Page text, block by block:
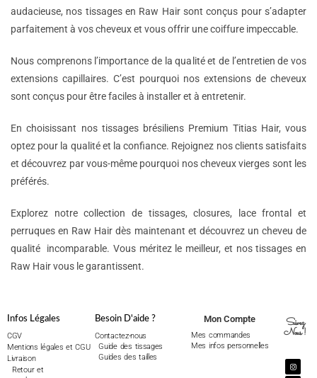
audacieuse, nos tissages en Raw Hair sont conçus pour s’adapter
parfaitement à vos cheveux et vous offrir une coiffure impeccable.
Nous comprenons l’importance de la qualité et de l’entretien de vos
extensions capillaires. C’est pourquoi nos extensions de cheveux
sont conçus pour être faciles à installer et à entretenir.
En choisissant nos tissages brésiliens Premium Titias Hair, vous
optez pour la qualité et la confiance. Rejoignez nos clients satisfaits
et découvrez par vous-même pourquoi nos cheveux vierges sont les
préférés.
Explorez notre collection de tissages, closures, lace frontal et
perruques en Raw Hair dès maintenant et découvrez un cheveu de
qualité incomparable. Vous méritez le meilleur, et nos tissages en
Raw Hair vous le garantissent.
Infos Légales
CGV
Mentions légales et CGU
Livraison
Retour et
Besoin D'aide ?
Contactez-nous
Guide des tissages
Guides des tailles
Mon Compte
Mes commandes
Mes infos personnelles
Suivez
Nous !